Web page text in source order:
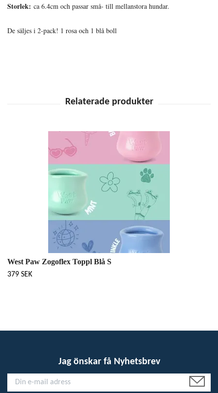
Storlek: ca 6.4cm och passar små- till mellanstora hundar.
De säljes i 2-pack! 1 rosa och 1 blå boll
West Paw Zogoflex Toppl Blå S
379 SEK
Jag önskar få Nyhetsbrev